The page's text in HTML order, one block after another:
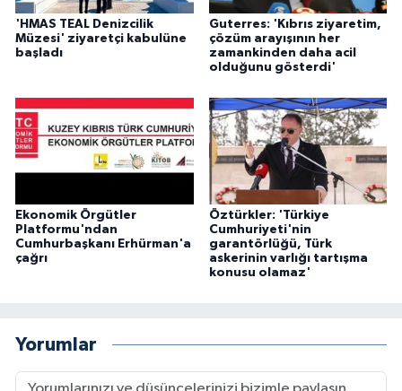
'HMAS TEAL Denizcilik
Müzesi' ziyaretçi kabulüne
başladı
Guterres: 'Kıbrıs ziyaretim,
çözüm arayışının her
zamankinden daha acil
olduğunu gösterdi'
Ekonomik Örgütler
Platformu'ndan
Cumhurbaşkanı Erhürman'a
çağrı
Öztürkler: 'Türkiye
Cumhuriyeti'nin
garantörlüğü, Türk
askerinin varlığı tartışma
konusu olamaz'
Yorumlar